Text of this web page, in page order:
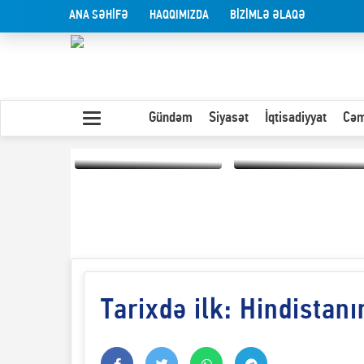
ANA SƏHİFƏ HAQQIMIZDA BİZİMLƏ ƏLAQƏ
Gündəm Siyasət İqtisadiyyat
Tarixdə ilk: